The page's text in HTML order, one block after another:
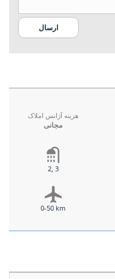
هزینه آژانس املاک
مجانی
2, 3
0-50 km